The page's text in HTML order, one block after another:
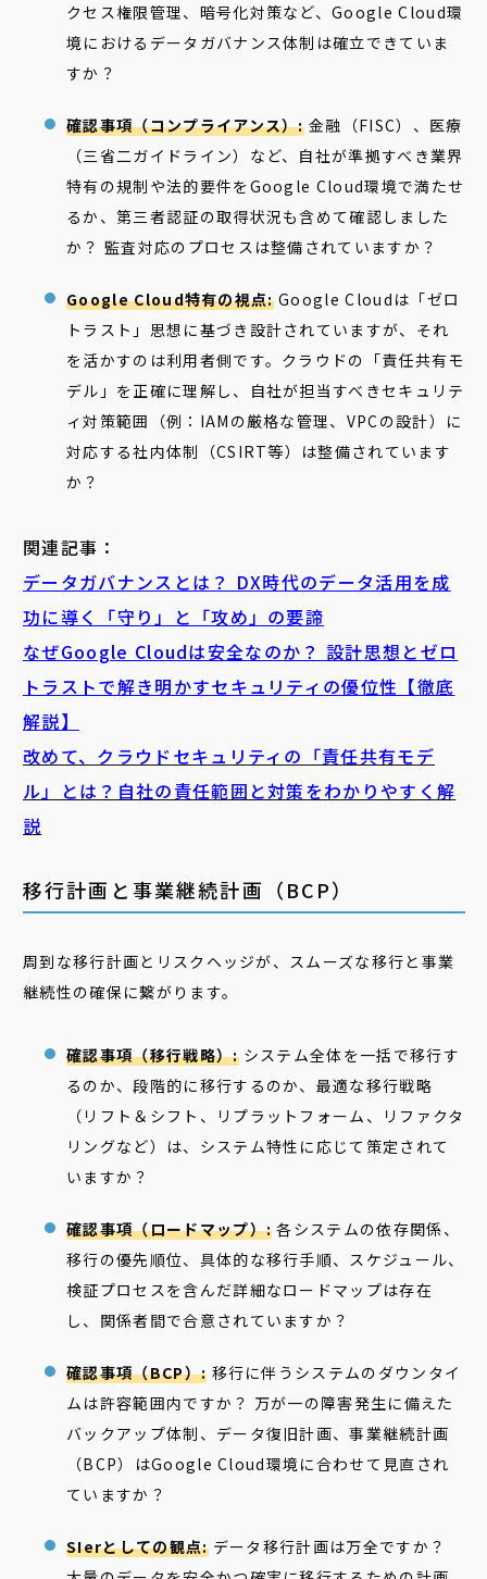
クセス権限管理、暗号化対策など、Google Cloud環
境におけるデータガバナンス体制は確立できていま
すか？
確認事項（コンプライアンス）:金融（FISC）、医療
（三省二ガイドライン）など、自社が準拠すべき業界
特有の規制や法的要件をGoogle Cloud環境で満たせ
るか、第三者認証の取得状況も含めて確認しました
か？ 監査対応のプロセスは整備されていますか？
Google Cloud特有の視点:Google Cloudは「ゼロ
トラスト」思想に基づき設計されていますが、それ
を活かすのは利用者側です。クラウドの「責任共有モ
デル」を正確に理解し、自社が担当すべきセキュリテ
ィ対策範囲（例：IAMの厳格な管理、VPCの設計）に
対応する社内体制（CSIRT等）は整備されています
か？
関連記事：
データガバナンスとは？ DX時代のデータ活用を成
功に導く「守り」と「攻め」の要諦
なぜGoogle Cloudは安全なのか？ 設計思想とゼロ
トラストで解き明かすセキュリティの優位性【徹底
解説】
改めて、クラウドセキュリティの「責任共有モデ
ル」とは？自社の責任範囲と対策をわかりやすく解
説
移行計画と事業継続計画（BCP）
周到な移行計画とリスクヘッジが、スムーズな移行と事業
継続性の確保に繋がります。
確認事項（移行戦略）:システム全体を一括で移行す
るのか、段階的に移行するのか、最適な移行戦略
（リフト＆シフト、リプラットフォーム、リファクタ
リングなど）は、システム特性に応じて策定されて
いますか？
確認事項（ロードマップ）: 各システムの依存関係、
移行の優先順位、具体的な移行手順、スケジュール、
検証プロセスを含んだ詳細なロードマップは存在
し、関係者間で合意されていますか？
確認事項（BCP）: 移行に伴うシステムのダウンタイ
ムは許容範囲内ですか？ 万が一の障害発生に備えた
バックアップ体制、データ復旧計画、事業継続計画
（BCP）はGoogle Cloud環境に合わせて見直され
ていますか？
SIerとしての観点:データ移行計画は万全ですか？